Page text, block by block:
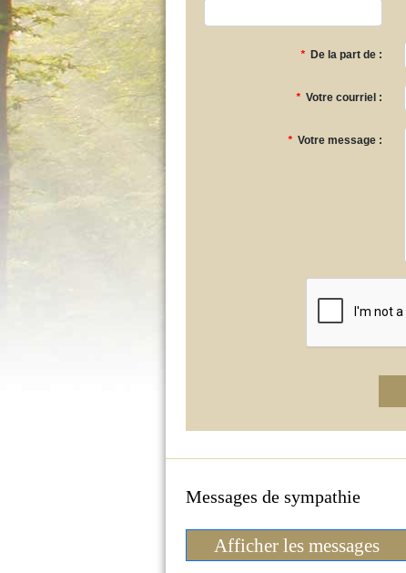
* De la part de :
* Votre courriel :
* Votre message :
Messages de sympathie
Afficher les messages